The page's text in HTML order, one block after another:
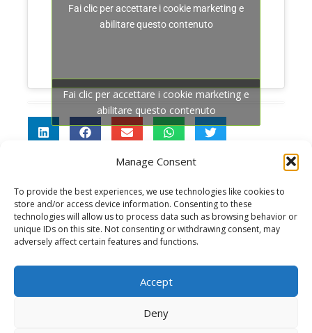
Manage Consent
To provide the best experiences, we use technologies like cookies to
store and/or access device information. Consenting to these
technologies will allow us to process data such as browsing behavior or
unique IDs on this site. Not consenting or withdrawing consent, may
adversely affect certain features and functions.
Accept
Deny
Fai clic per accettare i cookie marketing e
abilitare questo contenuto
Fai clic per accettare i cookie marketing e
abilitare questo contenuto
Dichiarazione sulla privacy (UE)
Termini e condizioni